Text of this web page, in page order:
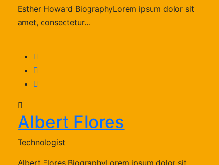
Esther Howard BiographyLorem ipsum dolor sit
amet, consectetur…
Albert Flores
Technologist
Albert Flores BiographyLorem ipsum dolor sit